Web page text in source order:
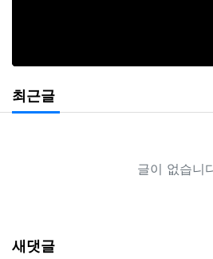
최근글
글이 없습니
새댓글